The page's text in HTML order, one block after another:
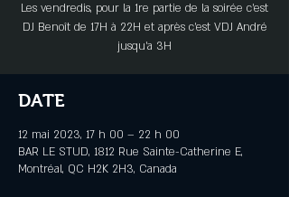
Les vendredis, pour la 1re partie de la soirée c'est
DJ Benoît de 17H à 22H et après c'est VDJ André
jusqu'a 3H
DATE
12 mai 2023, 17 h 00 – 22 h 00
BAR LE STUD, 1812 Rue Sainte-Catherine E,
Montréal, QC H2K 2H3, Canada